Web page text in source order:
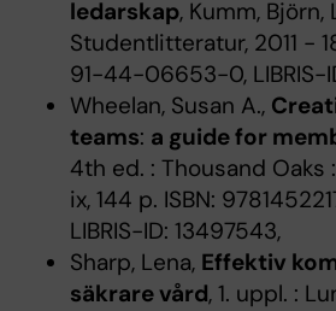
ledarskap, Kumm, Björn,
Studentlitteratur, 2011 -
91-44-06653-0, LIBRIS-
Wheelan, Susan A.,
teams: a guide for
4th ed. : Thousand Oaks
ix, 144 p. ISBN:
LIBRIS-ID: 13497543,
Sharp, Lena, Effektiv
säkrare vård, 1. uppl. :